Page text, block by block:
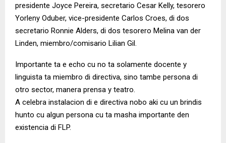
presidente Joyce Pereira, secretario Cesar Kelly, tesorero
Yorleny Oduber, vice-presidente Carlos Croes, di dos
secretario Ronnie Alders, di dos tesorero Melina van der
Linden, miembro/comisario Lilian Gil.
Importante ta e echo cu no ta solamente docente y
linguista ta miembro di directiva, sino tambe persona di
otro sector, manera prensa y teatro.
A celebra instalacion di e directiva nobo aki cu un brindis
hunto cu algun persona cu ta masha importante den
existencia di FLP.